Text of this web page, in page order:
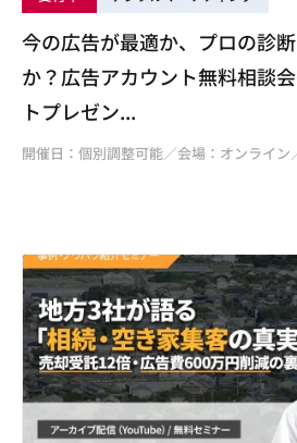
今の広告が最適か、プロの診
か？広告アカウント無料相談
トプレゼン...
開催日：個別調整可能／会場：オンライン